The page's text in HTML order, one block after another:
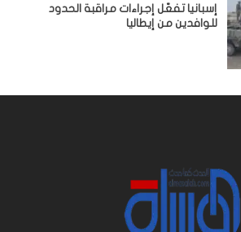
إسبانيا تفعّل إجراءات مراقبة الحدود
للوافدين من إيطاليا